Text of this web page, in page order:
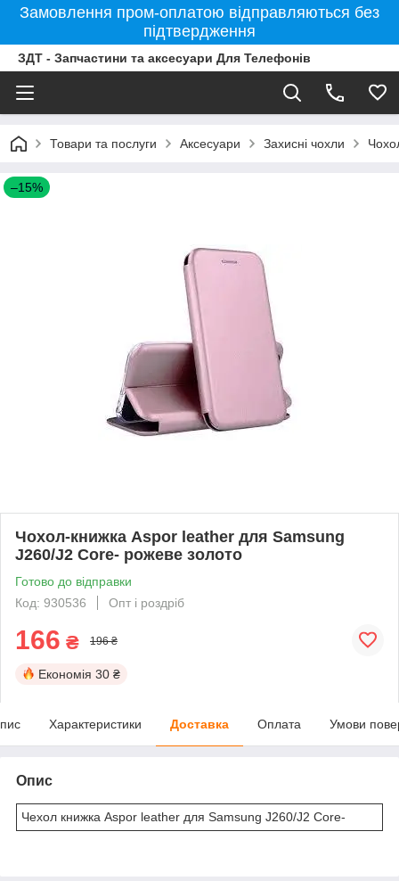
Замовлення пром-оплатою відправляються без
підтвердження
ЗДТ - Запчастини та аксесуари Для Телефонів
Товари та послуги Аксесуари Захисні чохли
–15%
Чохол-книжка Aspor leather для Samsung
J260/J2 Core- рожеве золото
Готово до відправки
Код: 930536
Опт і роздріб
166 ₴ 196 ₴
Економія 30 ₴
Характеристики Доставка Оплата Умови
Опис
Чехол книжка Aspor leather для Samsung J260/J2 Core-